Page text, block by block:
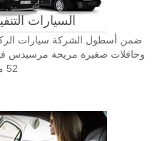
السيارات
وحافلات صغيرة مريحة مرسيدس
52 مقعد